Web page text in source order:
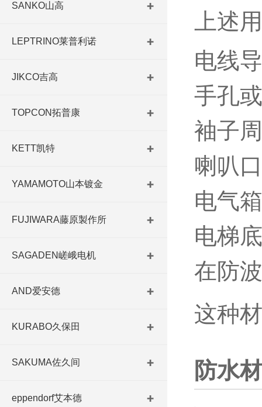
上述
电线
手孔
袖子
喇叭
电气
电梯
在防
这种
防水
SANKO山高
LEPTRINO莱普利诺
JIKCO吉高
TOPCON拓普康
KETT凯特
YAMAMOTO山本镀金
FUJIWARA藤原製作所
SAGADEN嵯峨电机
AND爱安德
KURABO久保田
SAKUMA佐久间
eppendorf艾本德